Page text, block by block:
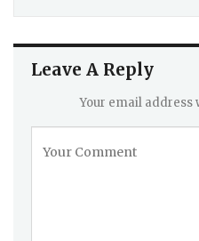
Leave A Reply
Your email address